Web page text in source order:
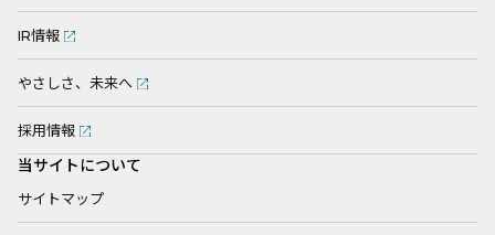
IR情報
やさしさ、未来へ
採用情報
当サイトについて
サイトマップ